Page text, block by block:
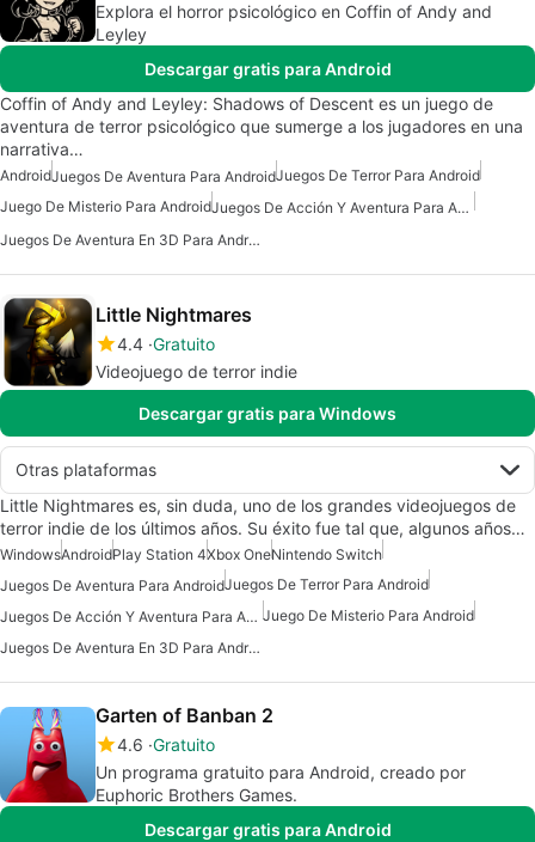
Explora el horror psicológico en Coffin of Andy and
Leyley
Descargar gratis para Android
Coffin of Andy and Leyley: Shadows of Descent es un juego de
aventura de terror psicológico que sumerge a los jugadores en una
narrativa…
AndroidJuegos De Aventura Para AndroidJuegos De Terror Para Android
Juego De Misterio Para Android
Juegos De Acción Y Aventura Para Android
Juegos De Aventura En 3D Para Android
Little Nightmares
4.4 Gratuito
Videojuego de terror indie
Descargar gratis para Windows
Otras plataformas
Little Nightmares es, sin duda, uno de los grandes videojuegos de
terror indie de los últimos años. Su éxito fue tal que, algunos años…
WindowsAndroidPlay Station 4Xbox OneNintendo Switch
Juegos De Aventura Para AndroidJuegos De Terror Para Android
Juegos De Acción Y Aventura Para Android Juego De Misterio Para Android
Juegos De Aventura En 3D Para Android
Garten of Banban 2
4.6 Gratuito
Un programa gratuito para Android, creado por
Euphoric Brothers Games.
Descargar gratis para Android